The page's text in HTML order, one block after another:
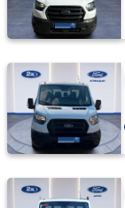
300
S
TD
330
M
330
S
330 S
KAMYONET
KAMYONET
350